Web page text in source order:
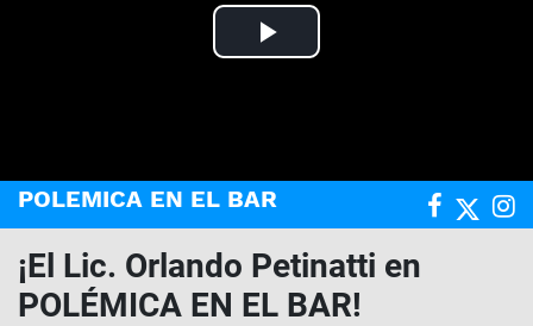
Play
POLEMICA EN EL BAR
¡El Lic. Orlando Petinatti en
POLÉMICA EN EL BAR!